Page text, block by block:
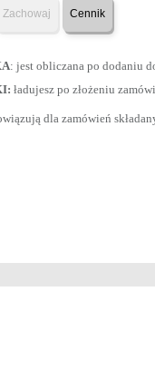
Zachowaj Cennik
: jest obliczana po dodaniu
ładujesz po złożeniu
dla zamówień